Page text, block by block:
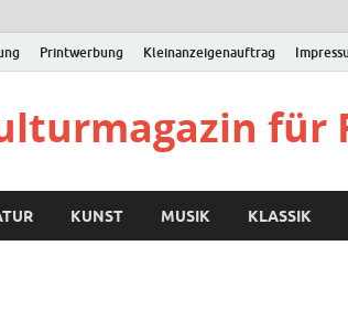
Printwerbung Kleinanzeigenauftrag
KUNST MUSIK KLASSIK